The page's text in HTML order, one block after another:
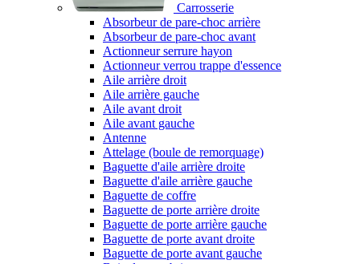
Carrosserie
Absorbeur de pare-choc arrière
Absorbeur de pare-choc avant
Actionneur serrure hayon
Actionneur verrou trappe d'essence
Aile arrière droit
Aile arrière gauche
Aile avant droit
Aile avant gauche
Antenne
Attelage (boule de remorquage)
Baguette d'aile arrière droite
Baguette d'aile arrière gauche
Baguette de coffre
Baguette de porte arrière droite
Baguette de porte arrière gauche
Baguette de porte avant droite
Baguette de porte avant gauche